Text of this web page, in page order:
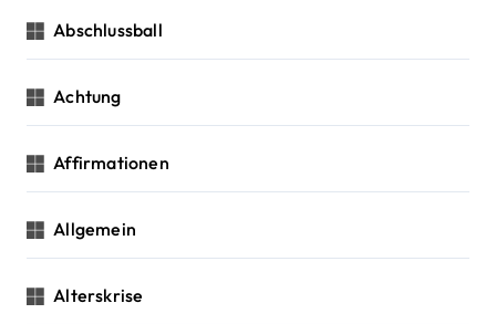
i
g
a
t
i
o
n
c
Abschlussball
Achtung
Affirmationen
Allgemein
Alterskrise